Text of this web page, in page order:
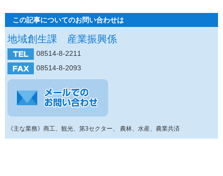
この記事についてのお問い合わせは
地域創生課 産業振興係
08514-8-2211
08514-8-2093
《主な業務》商工、観光、第3セクター、 農林、水産、農業共済